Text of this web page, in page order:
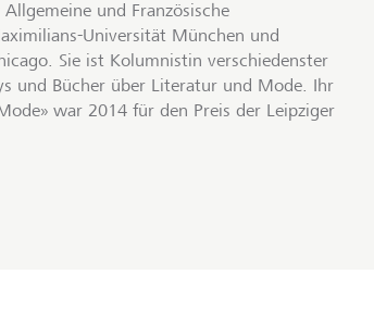
und Französische
Universität München und
Sie ist Kolumnistin verschiedenster
und Bücher über Literatur und Mode. Ihr
war 2014 für den Preis der Leipziger